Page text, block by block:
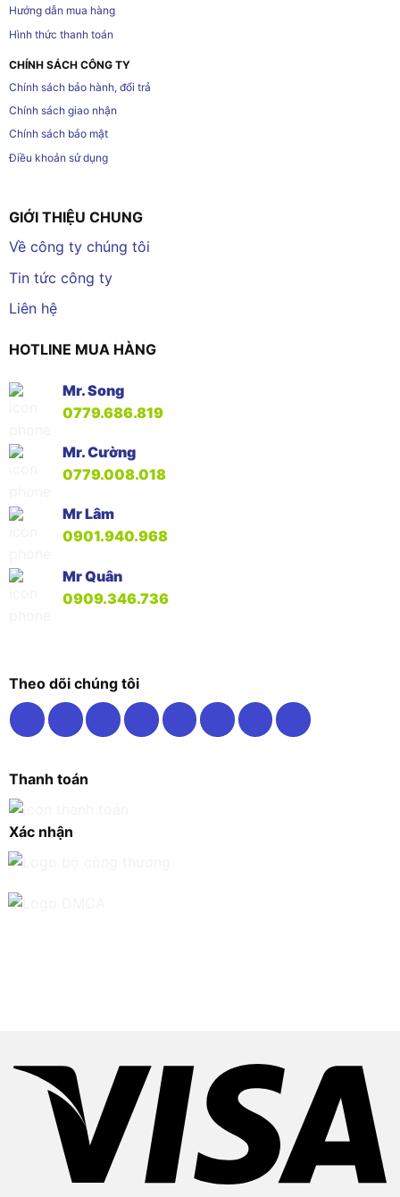
Hướng dẫn mua hàng
Hình thức thanh toán
CHÍNH SÁCH CÔNG TY
Chính sách bảo hành, đổi trả
Chính sách giao nhận
Chính sách bảo mật
Điều khoản sử dụng
GIỚI THIỆU CHUNG
Về công ty chúng tôi
Tin tức công ty
Liên hệ
HOTLINE MUA HÀNG
Mr. Song
0779.686.819
Mr. Cường
0779.008.018
Mr Lâm
0901.940.968
Mr Quân
0909.346.736
Theo dõi chúng tôi
Thanh toán
Xác nhận